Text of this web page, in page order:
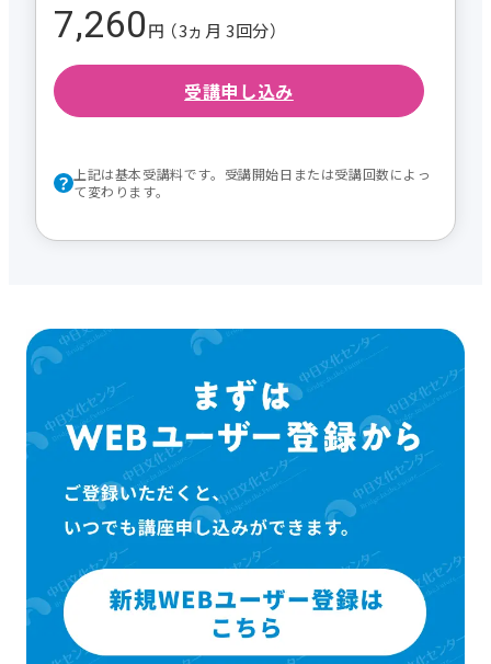
7,260円 （3ヵ月 3回分）
受講申し込み
上記は基本受講料です。受講開始日または受講回数によっ
て変わります。